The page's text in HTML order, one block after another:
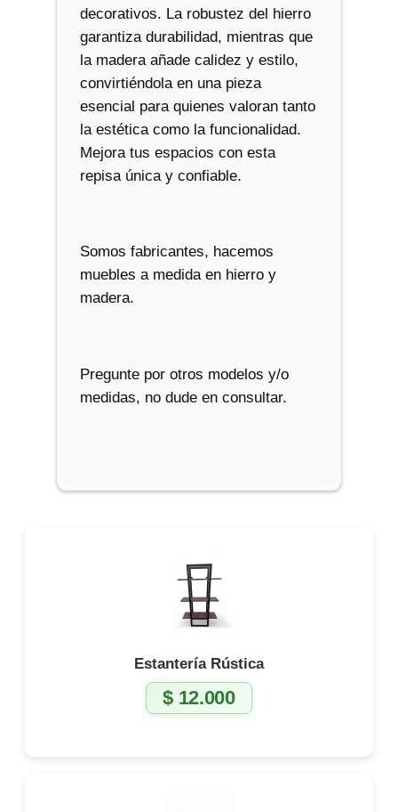
decorativos. La robustez del hierro
garantiza durabilidad, mientras que
la madera añade calidez y estilo,
convirtiéndola en una pieza
esencial para quienes valoran tanto
la estética como la funcionalidad.
Mejora tus espacios con esta
repisa única y confiable.
Somos fabricantes, hacemos
muebles a medida en hierro y
madera.
Pregunte por otros modelos y/o
medidas, no dude en consultar.
Estantería Rústica
$12.000